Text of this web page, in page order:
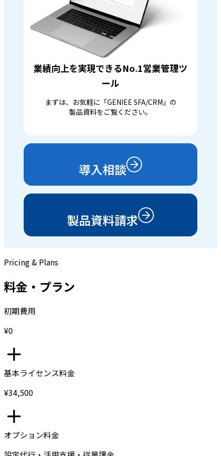
業績向上を実現できるNo.1営業管理ツ
ール
まずは、お気軽に「GENIEE SFA/CRM」の
製品資料をご覧ください。
導入相談
製品資料請求
Pricing & Plans
料金・プラン
初期費用
¥0
基本ライセンス料金
¥34,500
オプション料金